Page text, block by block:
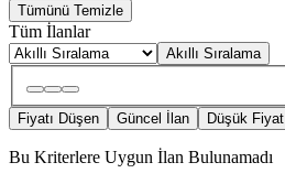
Tümünü Temizle
Tüm İlanlar
Akıllı Sıralama
Fiyatı Düşen Güncel İlan Düşük Fiyat
Bu Kriterlere Uygun İlan Bulunamadı